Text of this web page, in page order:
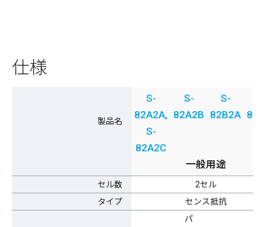
仕様
製品名
S-
82A2A,
S-
82A2C
S-
82A2B
S-
82B2A
一般用途
セル数
2セル
タイプ
センス抵抗
パ